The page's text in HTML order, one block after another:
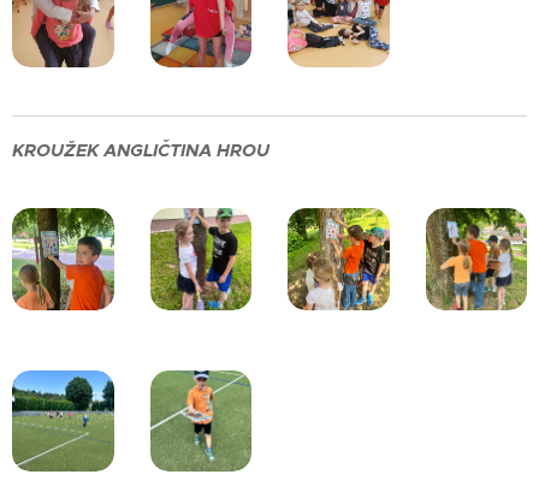
KROUŽEK ANGLIČTINA HROU